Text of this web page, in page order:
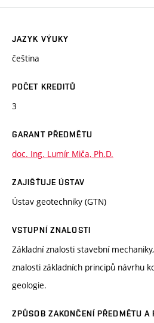
JAZYK VÝUKY
čeština
POČET KREDITŮ
3
GARANT PŘEDMĚTU
doc. Ing. Lumír Miča, Ph.D.
ZAJIŠŤUJE ÚSTAV
Ústav geotechniky (GTN)
VSTUPNÍ ZNALOSTI
Základní znalosti stavební
znalosti základních principů návrhu
geologie.
ZPŮSOB ZAKONČENÍ PŘEDMĚTU A